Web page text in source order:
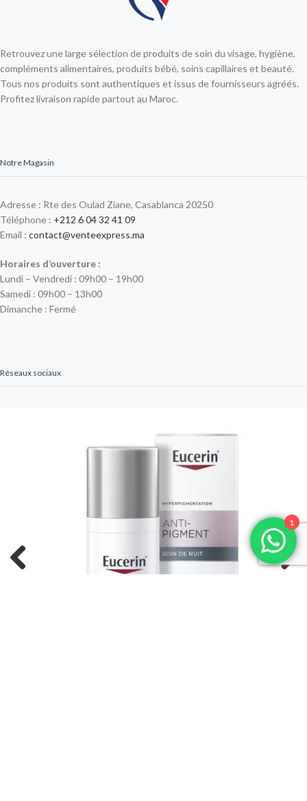
Retrouvez une large sélection de produits de soin du visage, hygiène,
compléments alimentaires, produits bébé, soins capillaires et beauté.
Tous nos produits sont authentiques et issus de fournisseurs agréés.
Profitez livraison rapide partout au Maroc.
Notre Magasin
Adresse : Rte des Oulad Ziane, Casablanca 20250
Téléphone : +212 6 04 32 41 09
Email : contact@venteexpress.ma
Horaires d’ouverture :
Lundi – Vendredi : 09h00 – 19h00
Samedi : 09h00 – 13h00
Dimanche : Fermé
Réseaux sociaux
1